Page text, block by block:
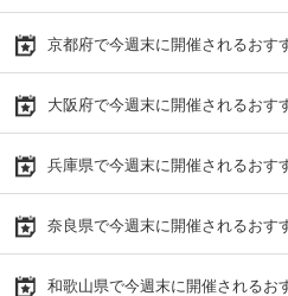
京都府で今週末に開催されるおす
大阪府で今週末に開催されるおす
兵庫県で今週末に開催されるおす
奈良県で今週末に開催されるおす
和歌山県で今週末に開催されるお